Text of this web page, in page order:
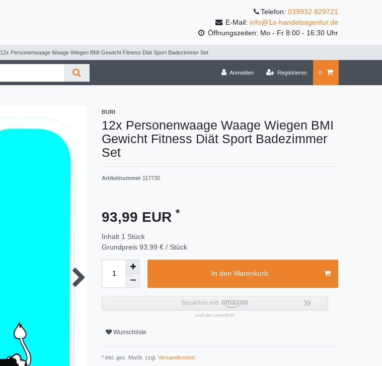
Telefon: 039932 829721
E-Mail: info@1a-handelsagentur.de
Öffnungszeiten: Mo - Fr 8:00 - 16:30 Uhr
12x Personenwaage Waage Wiegen BMI Gewicht Fitness Diät Sport Badezimmer Set
Anmelden Registrieren 0
BURI
12x Personenwaage Waage Wiegen BMI
Gewicht Fitness Diät Sport Badezimmer
Set
Artikelnummer 117730
93,99 EUR *
Inhalt 1 Stück
Grundpreis 93,99 € / Stück
In den Warenkorb
Wunschliste
* inkl. ges. MwSt. zzgl. Versandkosten